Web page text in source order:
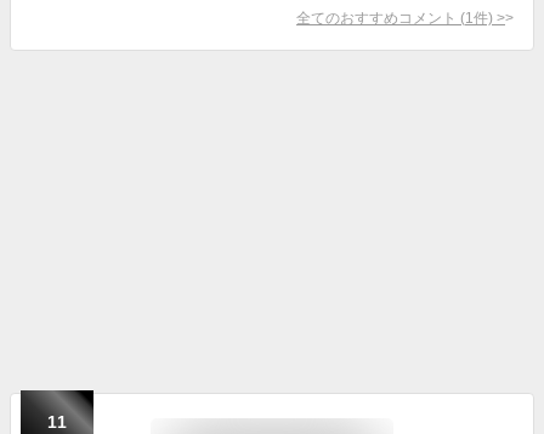
全てのおすすめコメント (1 件) >
11